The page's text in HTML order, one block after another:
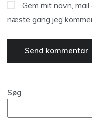
Gem mit navn,
næste gang jeg
Søg